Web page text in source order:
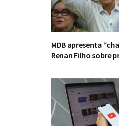
MDB apresenta
Renan Filho sobre